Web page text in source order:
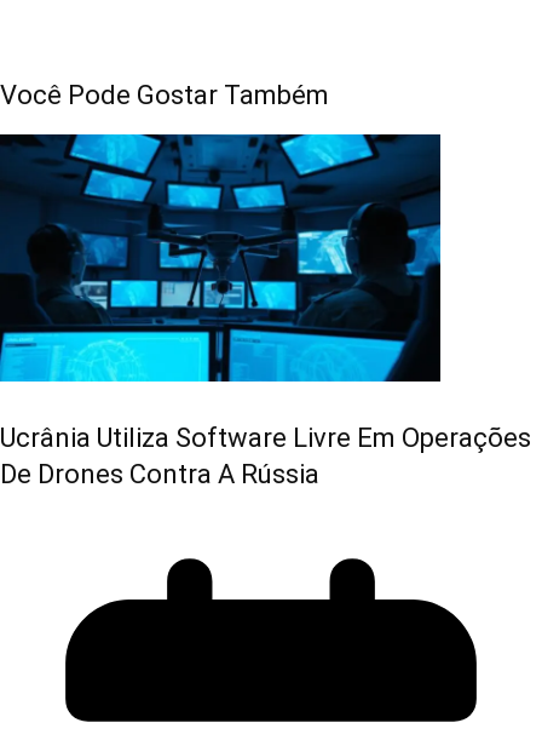
Você Pode Gostar Também
Ucrânia Utiliza Software Livre Em Operações
De Drones Contra A Rússia